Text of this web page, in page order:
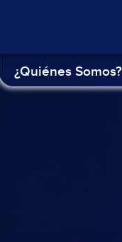
¿Quiénes Somos?